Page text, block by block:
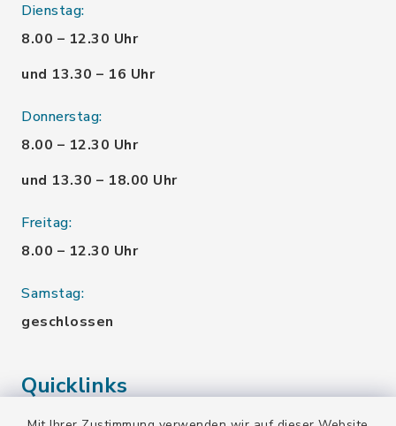
Dienstag:
8.00 – 12.30 Uhr
und 13.30 – 16 Uhr
Donnerstag:
8.00 – 12.30 Uhr
und 13.30 – 18.00 Uhr
Freitag:
8.00 – 12.30 Uhr
Samstag:
geschlossen
Quicklinks